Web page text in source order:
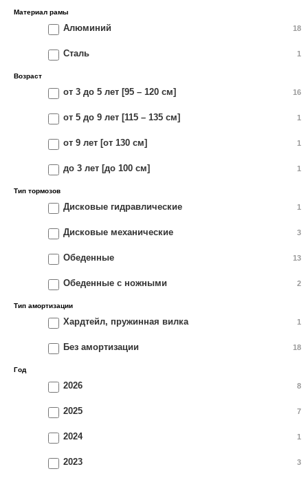
Материал рамы
Алюминий 18
Сталь 1
Возраст
от 3 до 5 лет [95 – 120 см] 16
от 5 до 9 лет [115 – 135 см] 1
от 9 лет [от 130 см] 1
до 3 лет [до 100 см] 1
Тип тормозов
Дисковые гидравлические 1
Дисковые механические 3
Обеденные 13
Обеденные с ножными 2
Тип амортизации
Хардтейл, пружинная вилка 1
Без амортизации 18
Год
2026 8
2025 7
2024 1
2023 3